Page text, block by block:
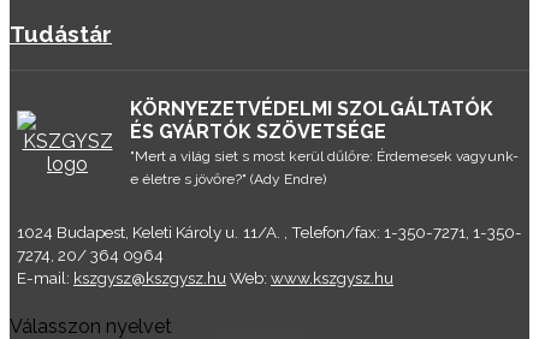
Tudástár
KÖRNYEZETVÉDELMI SZOLGÁLTATÓK
ÉS GYÁRTÓK SZÖVETSÉGE
"Mert a világ siet s most kerül dűlőre: Érdemesek vagyunk-
e életre s jövőre?" (Ady Endre)
1024 Budapest, Keleti Károly u. 11/A. , Telefon/fax: 1-350-7271, 1-350-
7274, 20/ 364 0964
E-mail: kszgysz@kszgysz.hu Web: www.kszgysz.hu
Válasszon nyelvet